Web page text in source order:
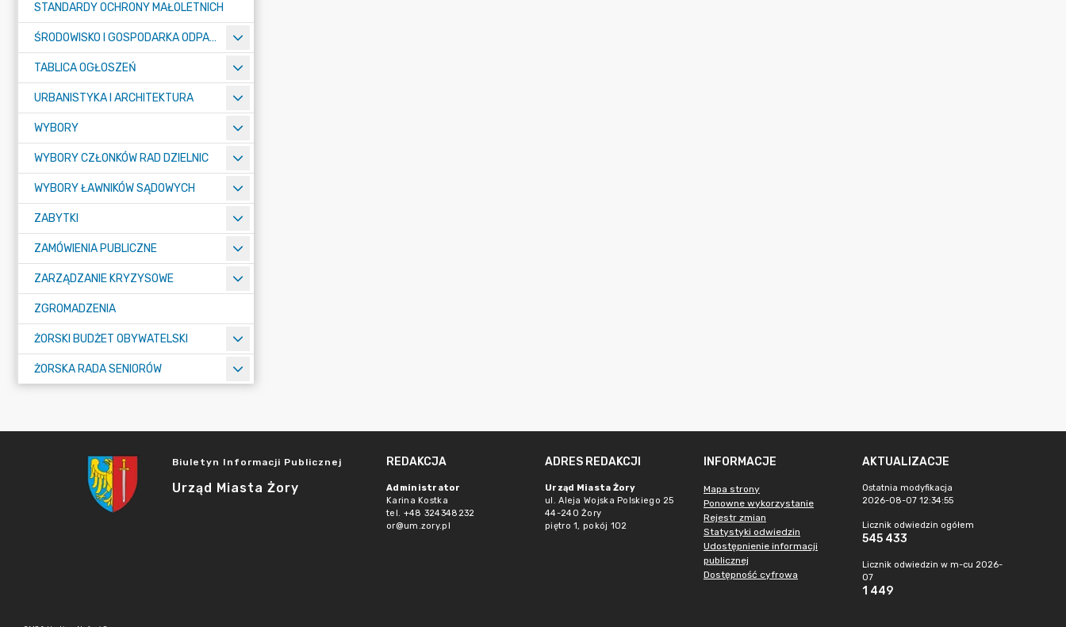
STANDARDY OCHRONY MAŁOLETNICH
ŚRODOWISKO I GOSPODARKA ODPADAMI
TABLICA OGŁOSZEŃ
URBANISTYKA I ARCHITEKTURA
WYBORY
WYBORY CZŁONKÓW RAD DZIELNIC
WYBORY ŁAWNIKÓW SĄDOWYCH
ZABYTKI
ZAMÓWIENIA PUBLICZNE
ZARZĄDZANIE KRYZYSOWE
ZGROMADZENIA
ŻORSKI BUDŻET OBYWATELSKI
ŻORSKA RADA SENIORÓW
Biuletyn Informacji Publicznej
Urząd Miasta Żory
REDAKCJA
Administrator
Karina Kostka
tel. +48 324348232
or@um.zory.pl
ADRES REDAKCJI
Urząd Miasta Żory
ul. Aleja Wojska Polskiego 25
44-240 Żory
piętro 1, pokój 102
INFORMACJE
Mapa strony
Ponowne wykorzystanie
Rejestr zmian
Statystyki odwiedzin
Udostępnienie informacji
publicznej
Dostępność cyfrowa
AKTUALIZACJE
Ostatnia modyfikacja
2026-08-07 12:34:55
Licznik odwiedzin ogółem
545 433
Licznik odwiedzin w m-cu 2026-
07
1 449